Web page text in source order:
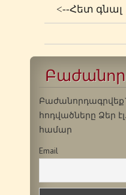
<--Հետ գնալ
Բաժանորդագրվեք`
հոդվածները Ձեր
համար
Email